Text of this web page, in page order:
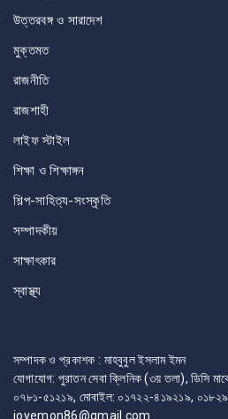
উত্তরবঙ্গ ও সারাদেশ
মুক্তমত
রাজনীতি
রাজশাহী
লাইফ স্টাইল
শিক্ষা ও শিক্ষাঙ্গন
শিল্প-সাহিত্য-সংস্কৃতি
সম্পাদকীয়
সাক্ষাৎকার
স্বাস্থ্য
সম্পাদক ও প্রকাশক : মাহবুবুল ইসলাম ইমন
যোগাযোগ: পুরাতন সেবা ক্লিনিক (৩য় তলা), ডিসি
০৭৮১-৫১২১৯, মোবাইল: ০১৭২২-৪১৯২১৯,
joyemon86@gmail.com